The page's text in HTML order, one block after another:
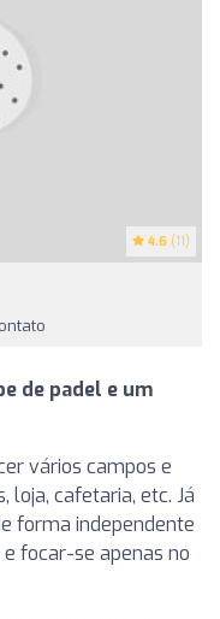
4.6 (11)
de padel e um
vários campos e
loja, cafetaria, etc. Já
forma independente
focar-se apenas no